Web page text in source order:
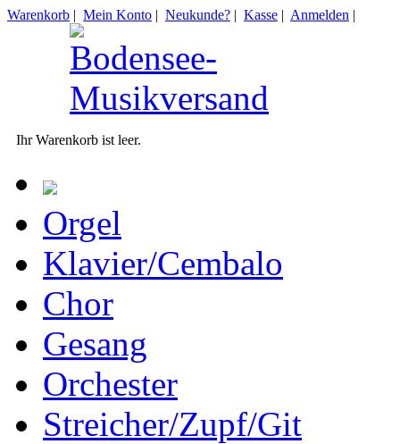
Warenkorb | Mein Konto | Neukunde? | Kasse | Anmelden |
Ihr Warenkorb ist leer.
Orgel
Klavier/Cembalo
Chor
Gesang
Orchester
Streicher/Zupf/Git